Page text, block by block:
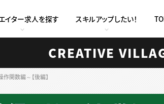
イター求人を探す スキルアップしたい！
CREATIVE
関数編～【後編】